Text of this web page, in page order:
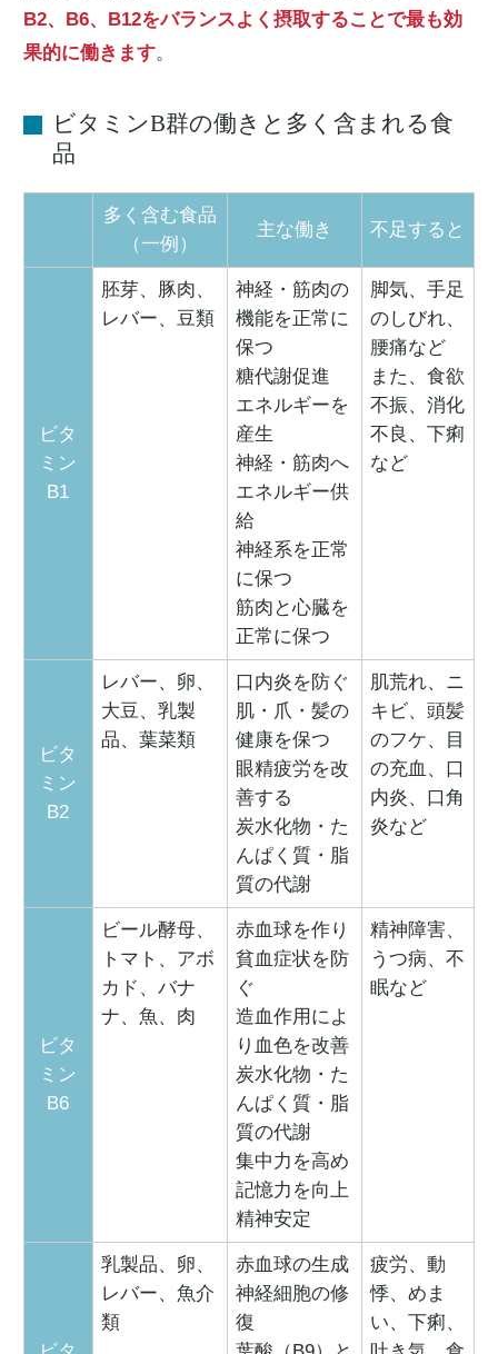
B2、B6、B12をバランスよく摂取することで最も効
果的に働きます。
ビタミンB群の働きと多く含まれる食
品
多く含む食品
（一例）
主な働き 不足すると
ビタ
ミン
B1
胚芽、豚肉、
レバー、豆類
神経・筋肉の
機能を正常に
保つ
糖代謝促進
エネルギーを
産生
神経・筋肉へ
エネルギー供
給
神経系を正常
に保つ
筋肉と心臓を
正常に保つ
脚気、手足
のしびれ、
腰痛など
また、食欲
不振、消化
不良、下痢
など
ビタ
ミン
B2
レバー、卵、
大豆、乳製
品、葉菜類
口内炎を防ぐ
肌・爪・髪の
健康を保つ
眼精疲労を改
善する
炭水化物・た
んぱく質・脂
質の代謝
肌荒れ、ニ
キビ、頭髪
のフケ、目
の充血、口
内炎、口角
炎など
ビタ
ミン
B6
ビール酵母、
トマト、アボ
カド、バナ
ナ、魚、肉
赤血球を作り
貧血症状を防
ぐ
造血作用によ
り血色を改善
炭水化物・た
んぱく質・脂
質の代謝
集中力を高め
記憶力を向上
精神安定
精神障害、
うつ病、不
眠など
乳製品、卵、
レバー、魚介
類
赤血球の生成
神経細胞の修
復
疲労、動
悸、めま
い、下痢、